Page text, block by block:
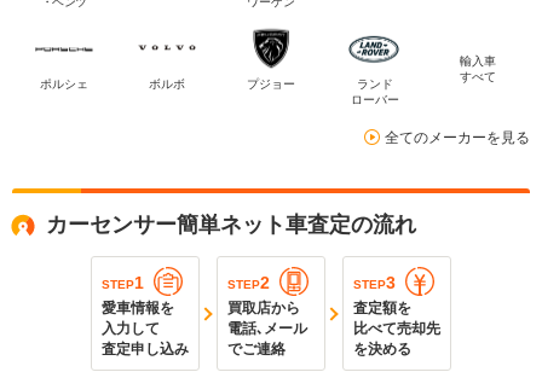
ポルシェ ボルボ プジョー
ランド
ローバー
輸入車
すべて
全てのメーカーを見る
カーセンサー簡単ネット車査定の流れ
STEP1
愛車情報を
入力して
査定申し込み
STEP2
買取店から
電話､メール
でご連絡
STEP3
査定額を
比べて売却先
を決める